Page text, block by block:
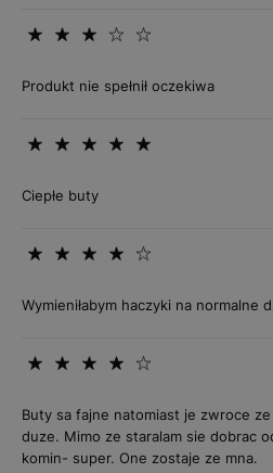
Produkt nie spełnił oczekiwa
Ciepłe buty
Wymieniłabym haczyki na normalne
Buty sa fajne natomiast je zwroce
duze. Mimo ze staralam sie dobrac
komin- super. One zostaje ze mna.